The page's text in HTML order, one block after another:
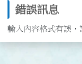
錯誤訊息
輸入內容格式有誤，